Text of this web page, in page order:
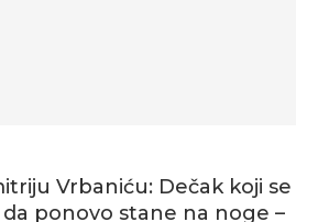
Vrbaniću: Dečak koji se
ponovo stane na noge –